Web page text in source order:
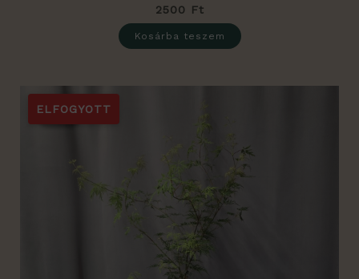
2500 Ft
Kosárba teszem
Sale!
ELFOGYOTT
Sale!